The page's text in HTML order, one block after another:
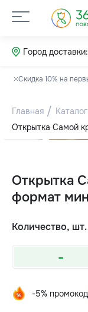
Город доставки:
Скидка 10% на
Главная Каталог
Открытка Самой
Открытка
формат
Количество, шт.
-
-5% промокод